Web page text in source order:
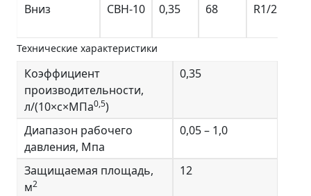
Вниз СВН-10 0,35 68 R1/2
Технические характеристики
Коэффициент
производительности,
л/(10×с×МПа0,5)
0,35
Диапазон рабочего
давления, Мпа
0,05 – 1,0
Защищаемая площадь,
м2
12